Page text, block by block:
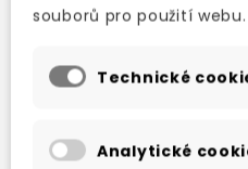
whole family will enjoy
of brain-teasing riddles
I'm the world's fastest
souborů pro použití webu.
Technické
Analytické